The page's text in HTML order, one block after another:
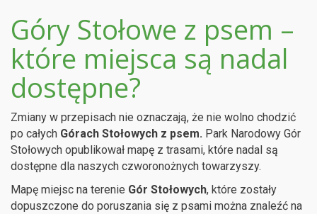
Góry Stołowe z psem –
które miejsca są nadal
dostępne?
Zmiany w przepisach nie oznaczają, że nie wolno chodzić
po całych Górach Stołowych z psem. Park Narodowy Gór
Stołowych opublikował mapę z trasami, które nadal są
dostępne dla naszych czworonożnych towarzyszy.
Mapę miejsc na terenie Gór Stołowych, które zostały
dopuszczone do poruszania się z psami można znaleźć na